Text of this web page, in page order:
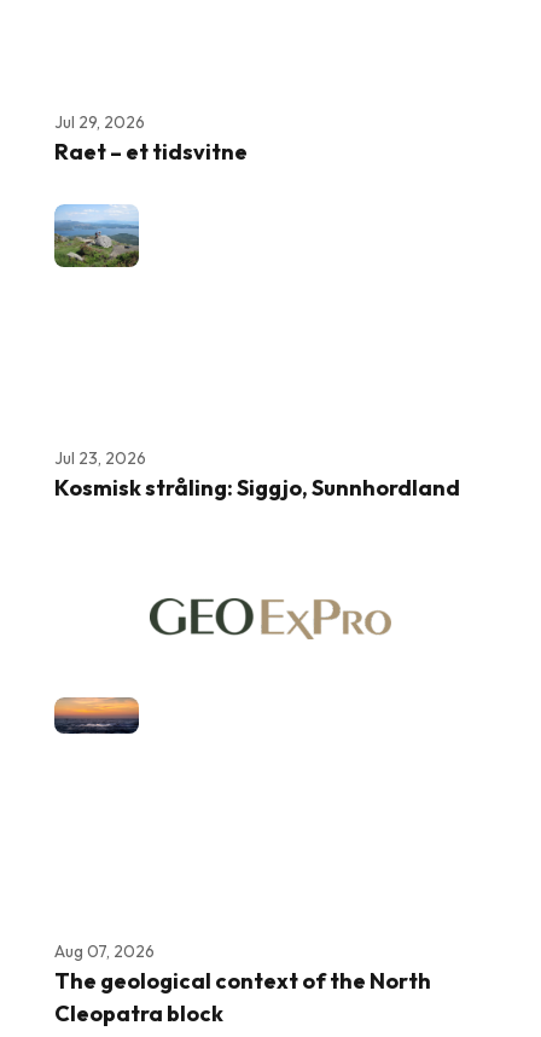
Jul 29, 2026
Raet – et tidsvitne
Jul 23, 2026
Kosmisk stråling: Siggjo, Sunnhordland
Aug 07, 2026
The geological context of the North
Cleopatra block